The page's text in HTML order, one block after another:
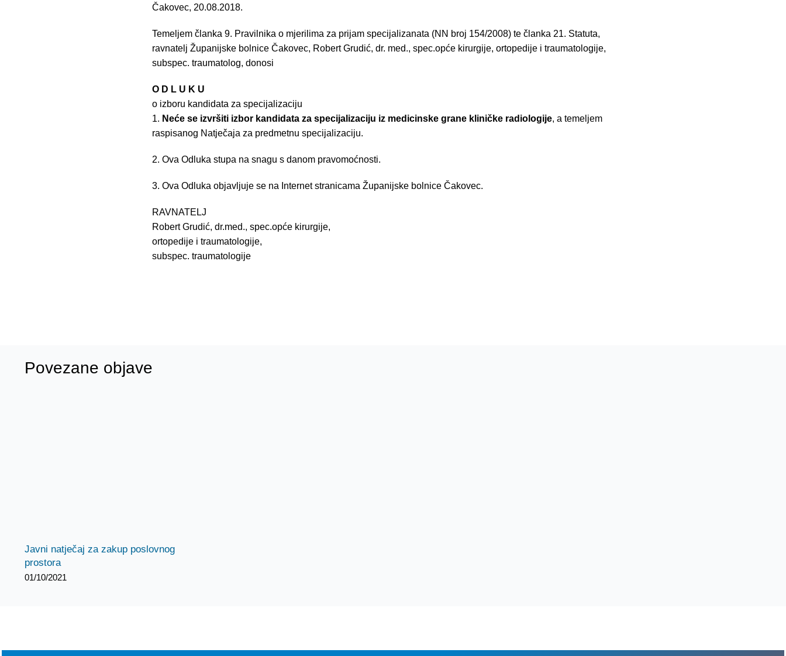
Čakovec, 20.08.2018.
Temeljem članka 9. Pravilnika o mjerilima za prijam specijalizanata (NN broj 154/2008) te članka 21. Statuta,
ravnatelj Županijske bolnice Čakovec, Robert Grudić, dr. med., spec.opće kirurgije, ortopedije i traumatologije,
subspec. traumatolog, donosi
O D L U K U
o izboru kandidata za specijalizaciju
1. Neće se izvršiti izbor kandidata za specijalizaciju iz medicinske grane kliničke radiologije, a temeljem
raspisanog Natječaja za predmetnu specijalizaciju.
2. Ova Odluka stupa na snagu s danom pravomoćnosti.
3. Ova Odluka objavljuje se na Internet stranicama Županijske bolnice Čakovec.
RAVNATELJ
Robert Grudić, dr.med., spec.opće kirurgije,
ortopedije i traumatologije,
subspec. traumatologije
Povezane objave
Javni natječaj za zakup poslovnog
prostora
01/10/2021